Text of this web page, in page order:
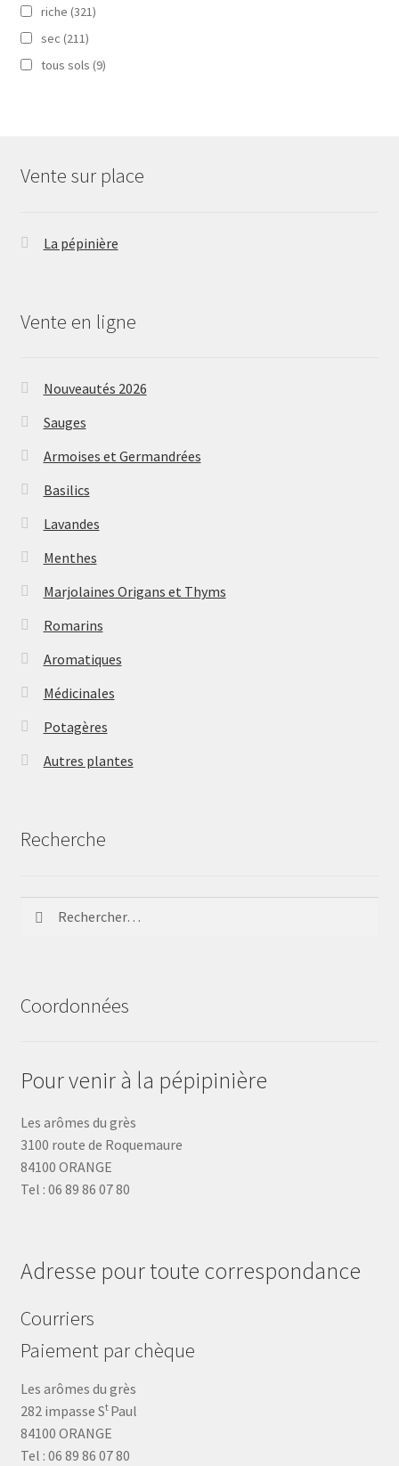
riche (321)
sec (211)
tous sols (9)
Vente sur place
La pépinière
Vente en ligne
Nouveautés 2026
Sauges
Armoises et Germandrées
Basilics
Lavandes
Menthes
Marjolaines Origans et Thyms
Romarins
Aromatiques
Médicinales
Potagères
Autres plantes
Recherche
Coordonnées
Pour venir à la pépipinière
Les arômes du grès
3100 route de Roquemaure
84100 ORANGE
Tel : 06 89 86 07 80
Adresse pour toute correspondance
Courriers
Paiement par chèque
Les arômes du grès
282 impasse St Paul
84100 ORANGE
Tel : 06 89 86 07 80